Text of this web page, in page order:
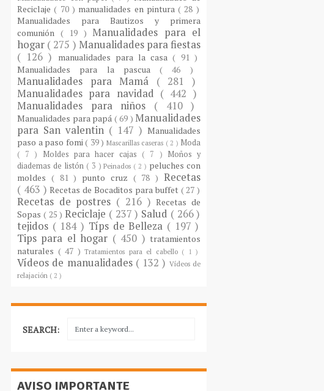
Reciclaje( 70 ) manualidades en pintura( 28 )
Manualidades para Bautizos y primera
comunión ( 19 ) Manualidades para el
hogar ( 275 ) Manualidades para fiestas
( 126 )
manualidades para la casa( 91 )
Manualidades para la pascua( 46 )
Manualidades para Mamá ( 281 )
Manualidades para navidad ( 442 )
Manualidades para niños ( 410 )
Manualidades para papá ( 69 ) Manualidades
para San valentin ( 147 ) Manualidades
paso a paso fomi( 39 ) Mascarillas caseras ( 2 ) Moda
( 7 ) Moldes para hacer cajas ( 7 ) Moños y
diademas de listón ( 3 )Peinados ( 2 ) peluches con
moldes ( 81 ) punto cruz ( 78 )Recetas
( 463 )Recetas de Bocaditos para buffet ( 27 )
Recetas de postres ( 216 )Recetas de
Sopas ( 25 ) Reciclaje ( 237 ) Salud ( 266 )
tejidos ( 184 ) Típs de Belleza ( 197 )
Tips para el hogar ( 450 )tratamientos
naturales ( 47 )Tratamientos para el cabello ( 1 )
Vídeos de manualidades ( 132 ) Vídeos de
relajación ( 2 )
SEARCH:
AVISO IMPORTANTE